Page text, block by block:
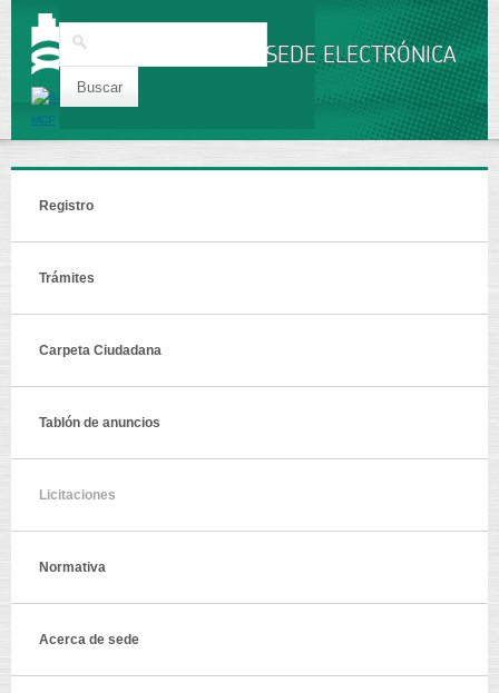
Buscar
SEDE ELECTRÓNICA
Registro
Trámites
Carpeta Ciudadana
Tablón de anuncios
Licitaciones
Normativa
Acerca de sede